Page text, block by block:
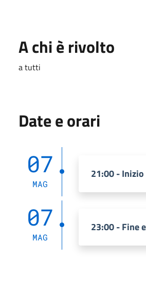
A chi è rivolto
a tutti
Date e orari
07
MAG
21:00 -
07
MAG
23:00 - Fine